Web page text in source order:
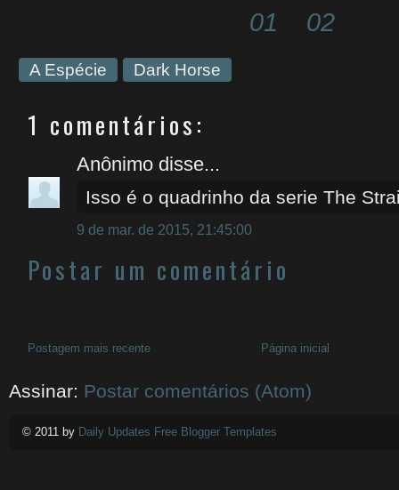
01 02
A Espécie Dark Horse
1 comentários:
Anônimo disse...
Isso é o quadrinho da serie The
9 de mar. de 2015, 21:45:00
Postar um comentário
Postagem mais recente Página inicial
Assinar: Postar comentários (Atom)
© 2011 by Daily Updates Free Blogger Templates